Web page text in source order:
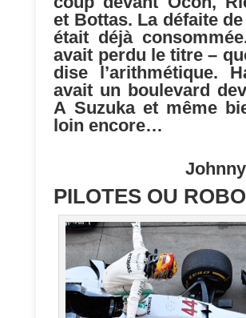
et Bottas. La défaite
était déjà
avait perdu le titre –
dise l’arithmétique.
avait un boulevard
A Suzuka et même
loin encore…
PILOTES OU